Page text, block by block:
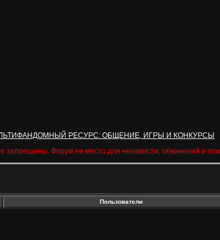
РЕСУРС: ОБЩЕНИЕ, ИГРЫ И КОНКУРСЫ
запрещены. Форум не место для ненависти, обвинений и
Пользователи